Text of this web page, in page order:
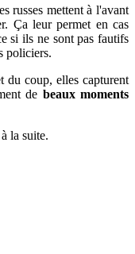
russes mettent à l'avant
Ça leur permet en cas
si ils ne sont pas fautifs
policiers.
du coup, elles capturent
de beaux moments
la suite.